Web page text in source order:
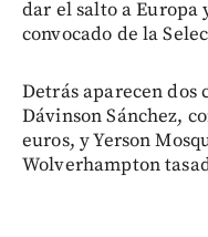
dar el salto a
convocado de la
Detrás aparecen dos
Dávinson Sánchez,
euros, y Yerson
Wolverhampton